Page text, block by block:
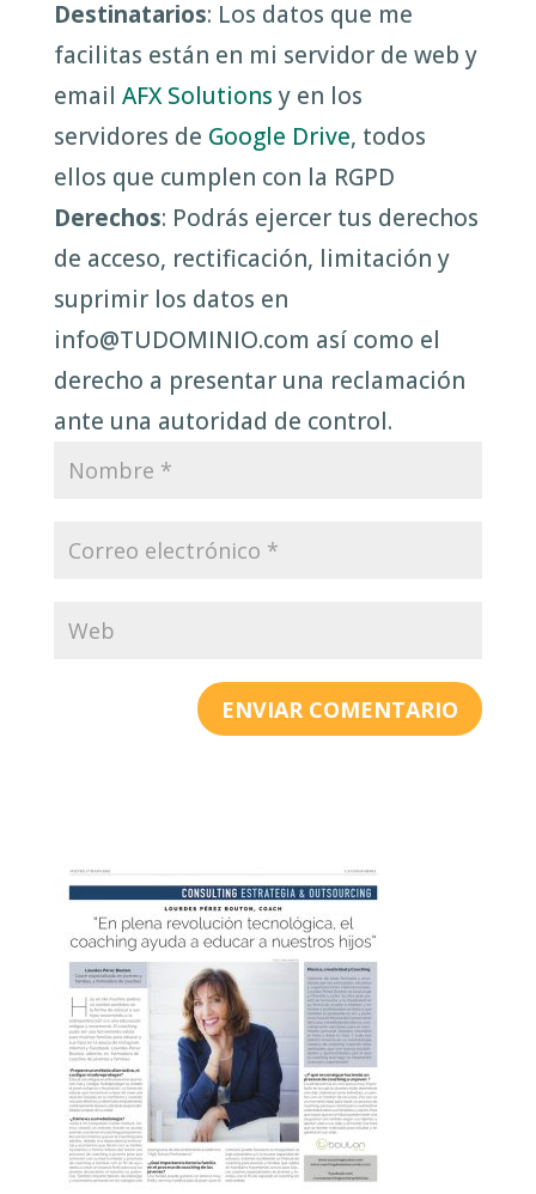
Destinatarios: Los datos que me
facilitas están en mi servidor de web y
email AFX Solutions y en los
servidores de Google Drive, todos
ellos que cumplen con la RGPD
Derechos: Podrás ejercer tus derechos
de acceso, rectificación, limitación y
suprimir los datos en
info@TUDOMINIO.com así como el
derecho a presentar una reclamación
ante una autoridad de control.